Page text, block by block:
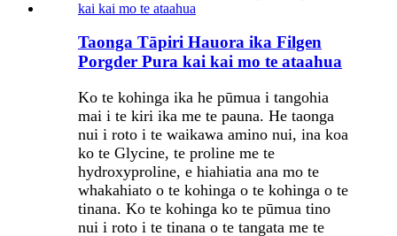
Taonga Tāpiri Hauora ika Filgen
Porgder Pura kai kai mo te ataahua
Ko te kohinga ika he pūmua i tangohia
mai i te kiri ika me te pauna. He taonga
nui i roto i te waikawa amino nui, ina koa
ko te Glycine, te proline me te
hydroxyproline, e hiahiatia ana mo te
whakahiato o te kohinga o te kohinga o te
tinana. Ko te kohinga ko te pūmua tino
nui i roto i te tinana o te tangata me te